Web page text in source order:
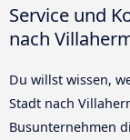
Service und
nach
Du willst wissen,
Stadt nach
Busunternehmen